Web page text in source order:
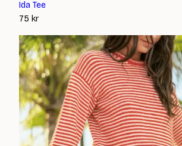
Ida Tee
75 kr